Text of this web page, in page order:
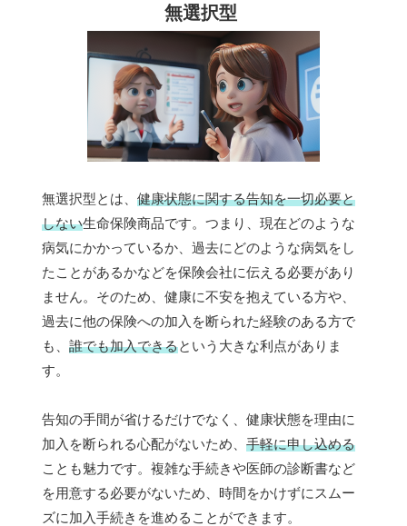
無選択型
無選択型とは、 健康状態に関する告知を一切必要と
しない生命保険商品です。つまり、現在どのような
病気にかかっているか、過去にどのような病気をし
たことがあるかなどを保険会社に伝える必要があり
ません。そのため、健康に不安を抱えている方や、
過去に他の保険への加入を断られた経験のある方で
も、 誰でも加入できるという大きな利点がありま
す。
告知の手間が省けるだけでなく、健康状態を理由に
加入を断られる心配がないため、 手軽に申し込める
ことも魅力です。複雑な手続きや医師の診断書など
を用意する必要がないため、時間をかけずにスムー
ズに加入手続きを進めることができます。